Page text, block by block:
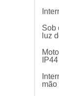
Sob
luz
IP44
mão